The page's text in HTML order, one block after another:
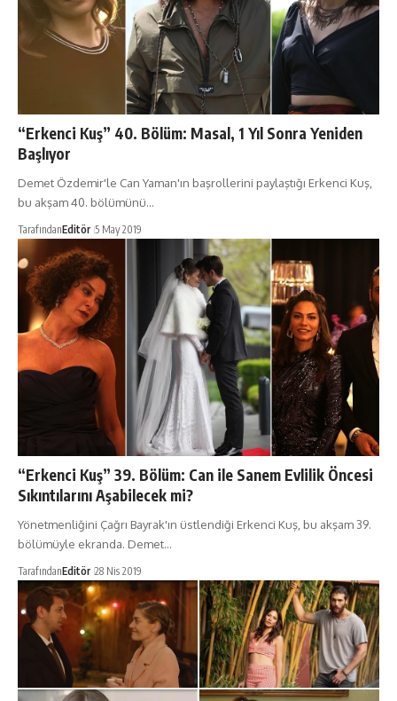
“Erkenci Kuş” 40. Bölüm: Masal, 1 Yıl Sonra Yeniden
Başlıyor
Demet Özdemir'le Can Yaman'ın başrollerini paylaştığı Erkenci Kuş,
bu akşam 40. bölümünü…
TarafındanEditör 5 May 2019
“Erkenci Kuş” 39. Bölüm: Can ile Sanem Evlilik Öncesi
Sıkıntılarını Aşabilecek mi?
Yönetmenliğini Çağrı Bayrak'ın üstlendiği Erkenci Kuş, bu akşam 39.
bölümüyle ekranda. Demet…
TarafındanEditör 28 Nis 2019